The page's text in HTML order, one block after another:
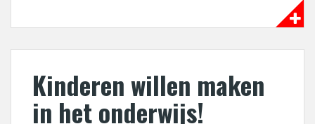
Kinderen willen maken
in het onderwijs!